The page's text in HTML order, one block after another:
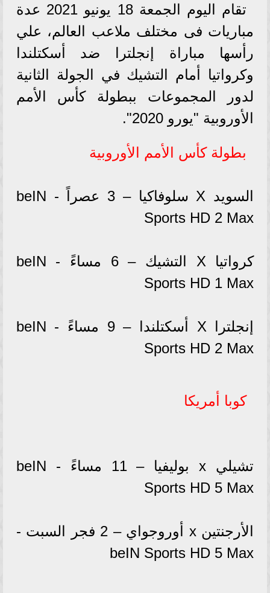
تقام اليوم الجمعة 18 يونيو 2021 عدة
مباريات فى مختلف ملاعب العالم، علي
رأسها مباراة إنجلترا ضد أسكتلندا
وكرواتيا أمام التشيك في الجولة الثانية
لدور المجموعات ببطولة كأس الأمم
الأوروبية "يورو 2020".
بطولة كأس الأمم الأوروبية
السويد X سلوفاكيا – 3 عصراً - beIN
Sports HD 2 Max
كرواتيا X التشيك – 6 مساءً - beIN
Sports HD 1 Max
إنجلترا X أسكتلندا – 9 مساءً - beIN
Sports HD 2 Max
كوبا أمريكا
تشيلي x بوليفيا – 11 مساءً - beIN
Sports HD 5 Max
الأرجنتين x أوروجواي – 2 فجر السبت -
beIN Sports HD 5 Max